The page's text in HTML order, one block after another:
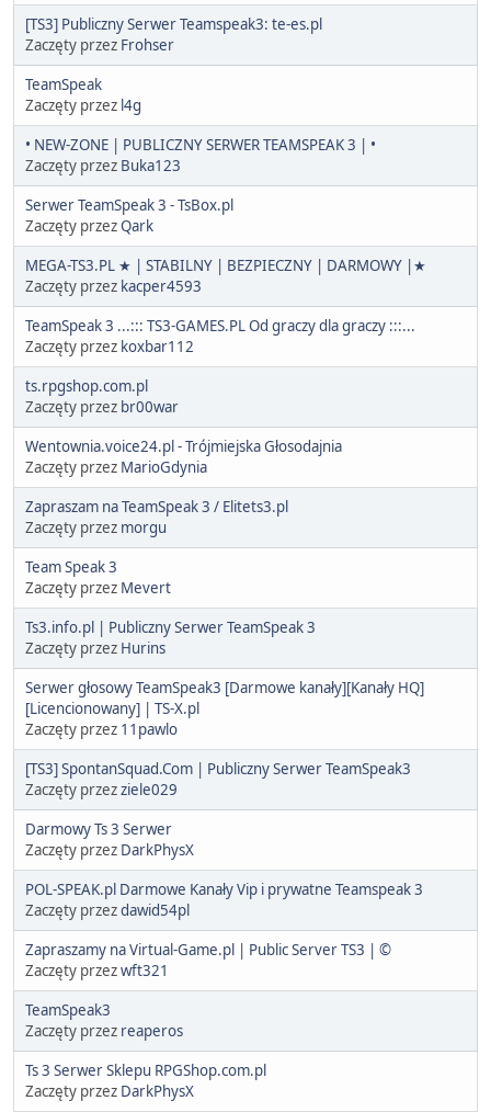
[TS3] Publiczny Serwer Teamspeak3: te-es.pl
Zaczęty przez Frohser
TeamSpeak
Zaczęty przez l4g
• NEW-ZONE | PUBLICZNY SERWER TEAMSPEAK 3 | •
Zaczęty przez Buka123
Serwer TeamSpeak 3 - TsBox.pl
Zaczęty przezQark
MEGA-TS3.PL ★ | STABILNY | BEZPIECZNY | DARMOWY |★
Zaczęty przez kacper4593
TeamSpeak 3 ...::: TS3-GAMES.PL Od graczy dla graczy :::...
Zaczęty przez koxbar112
ts.rpgshop.com.pl
Zaczęty przez br00war
Wentownia.voice24.pl - Trójmiejska Głosodajnia
Zaczęty przez MarioGdynia
Zapraszam na TeamSpeak 3 / Elitets3.pl
Zaczęty przez morgu
Team Speak 3
Zaczęty przez Mevert
Ts3.info.pl | Publiczny Serwer TeamSpeak 3
Zaczęty przez Hurins
Serwer głosowy TeamSpeak3 [Darmowe kanały][Kanały HQ]
[Licencionowany] | TS-X.pl
Zaczęty przez 11pawlo
[TS3] SpontanSquad.Com | Publiczny Serwer TeamSpeak3
Zaczęty przezziele029
Darmowy Ts 3 Serwer
Zaczęty przez DarkPhysX
POL-SPEAK.pl Darmowe Kanały Vip i prywatne Teamspeak 3
Zaczęty przezdawid54pl
Zapraszamy na Virtual-Game.pl | Public Server TS3 | ©
Zaczęty przezwft321
TeamSpeak3
Zaczęty przez reaperos
Ts 3 Serwer Sklepu RPGShop.com.pl
Zaczęty przez DarkPhysX